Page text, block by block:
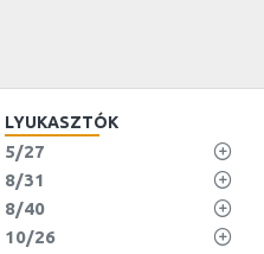
LYUKASZTÓK
5/27
8/31
8/40
10/26